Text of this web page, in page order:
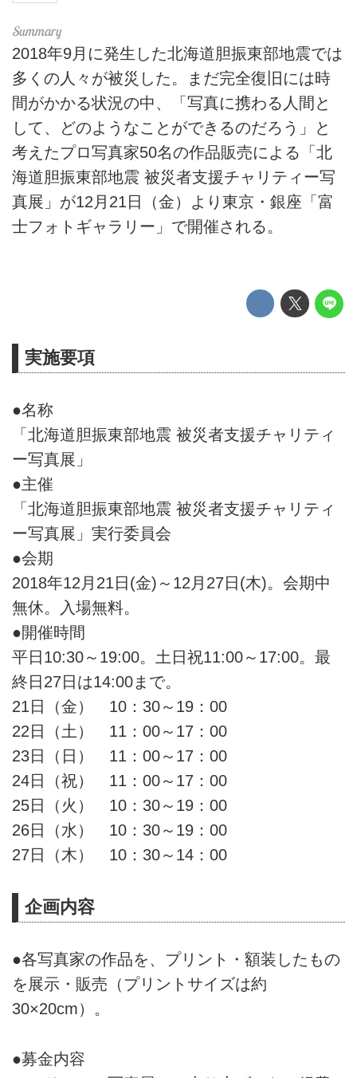
2018年9月に発生した北海道胆振東部地震では
多くの人々が被災した。まだ完全復旧には時
間がかかる状況の中、「写真に携わる人間と
して、どのようなことができるのだろう」と
考えたプロ写真家50名の作品販売による「北
海道胆振東部地震 被災者支援チャリティー写
真展」が12月21日（金）より東京・銀座「富
士フォトギャラリー」で開催される。
実施要項
●名称
「北海道胆振東部地震 被災者支援チャリティ
ー写真展」
●主催
「北海道胆振東部地震 被災者支援チャリティ
ー写真展」実行委員会
●会期
2018年12月21日(金)～12月27日(木)。会期中
無休。入場無料。
●開催時間
平日10:30～19:00。土日祝11:00～17:00。最
終日27日は14:00まで。
21日（金） 10：30～19：00
22日（土） 11：00～17：00
23日（日） 11：00～17：00
24日（祝） 11：00～17：00
25日（火） 10：30～19：00
26日（水） 10：30～19：00
27日（木） 10：30～14：00
企画内容
●各写真家の作品を、プリント・額装したもの
を展示・販売（プリントサイズは約
30×20cm）。
●募金内容